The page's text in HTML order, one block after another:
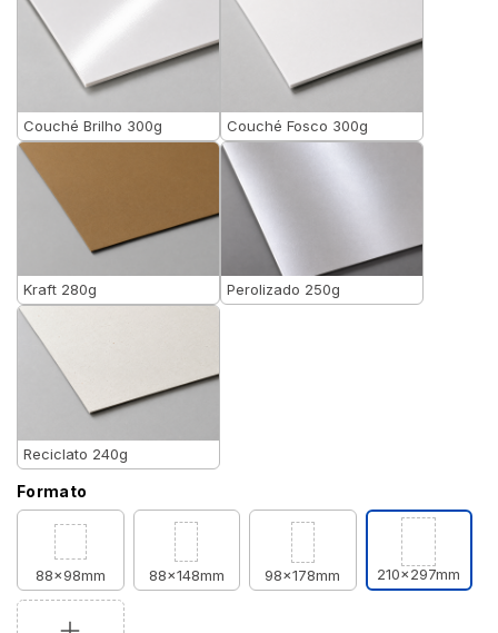
Couché Brilho 300g Couché Fosco 300g
Kraft 280g Perolizado 250g
Reciclato 240g
Formato
88x98mm 88x148mm 98x178mm 210x297mm